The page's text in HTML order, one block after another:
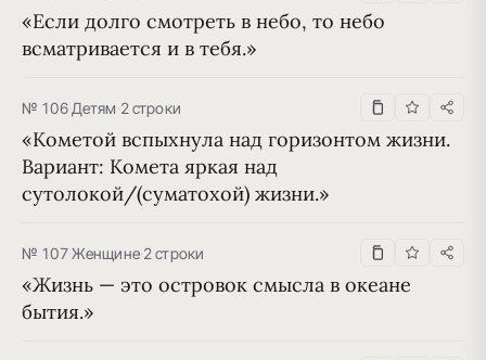
«Если долго смотреть в небо, то небо
всматривается и в тебя.»
№ 106·Детям·2 строки
«Кометой вспыхнула над горизонтом жизни.
Вариант: Комета яркая над
сутолокой/(суматохой) жизни.»
№ 107·Женщине·2 строки
«Жизнь — это островок смысла в океане
бытия.»